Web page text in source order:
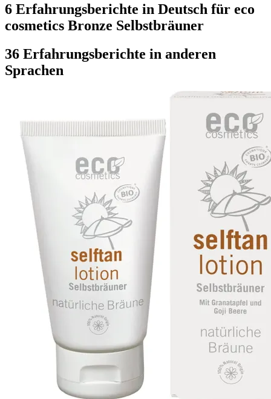
6 Erfahrungsberichte in Deutsch für eco
cosmetics Bronze Selbstbräuner
36 Erfahrungsberichte in anderen
Sprachen